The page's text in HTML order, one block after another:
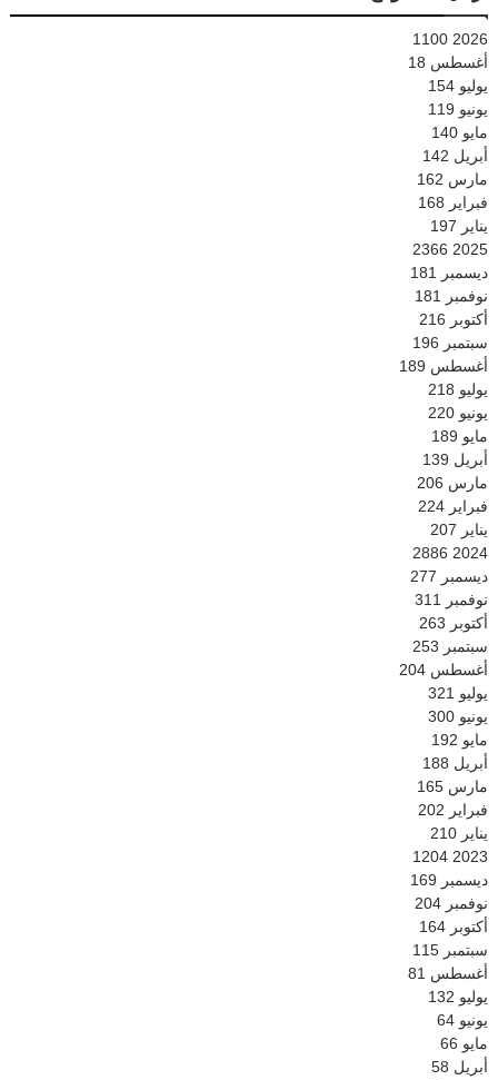
2026
1100
أغسطس 18
يوليو 154
يونيو 119
مايو 140
أبريل 142
مارس 162
فبراير 168
يناير 197
2025
2366
ديسمبر 181
نوفمبر 181
أكتوبر 216
سبتمبر 196
أغسطس 189
يوليو 218
يونيو 220
مايو 189
أبريل 139
مارس 206
فبراير 224
يناير 207
2024
2886
ديسمبر 277
نوفمبر 311
أكتوبر 263
سبتمبر 253
أغسطس 204
يوليو 321
يونيو 300
مايو 192
أبريل 188
مارس 165
فبراير 202
يناير 210
2023
1204
ديسمبر 169
نوفمبر 204
أكتوبر 164
سبتمبر 115
أغسطس 81
يوليو 132
يونيو 64
مايو 66
أبريل 58